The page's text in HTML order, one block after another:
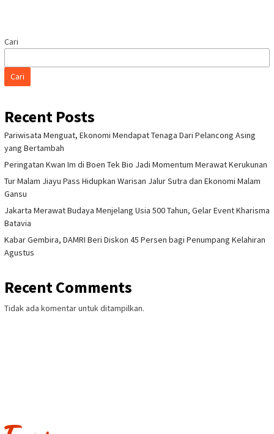
Cari
Cari
Recent Posts
Pariwisata Menguat, Ekonomi Mendapat Tenaga Dari Pelancong Asing
yang Bertambah
Peringatan Kwan Im di Boen Tek Bio Jadi Momentum Merawat Kerukunan
Tur Malam Jiayu Pass Hidupkan Warisan Jalur Sutra dan Ekonomi Malam
Gansu
Jakarta Merawat Budaya Menjelang Usia 500 Tahun, Gelar Event Kharisma
Batavia
Kabar Gembira, DAMRI Beri Diskon 45 Persen bagi Penumpang Kelahiran
Agustus
Recent Comments
Tidak ada komentar untuk ditampilkan.